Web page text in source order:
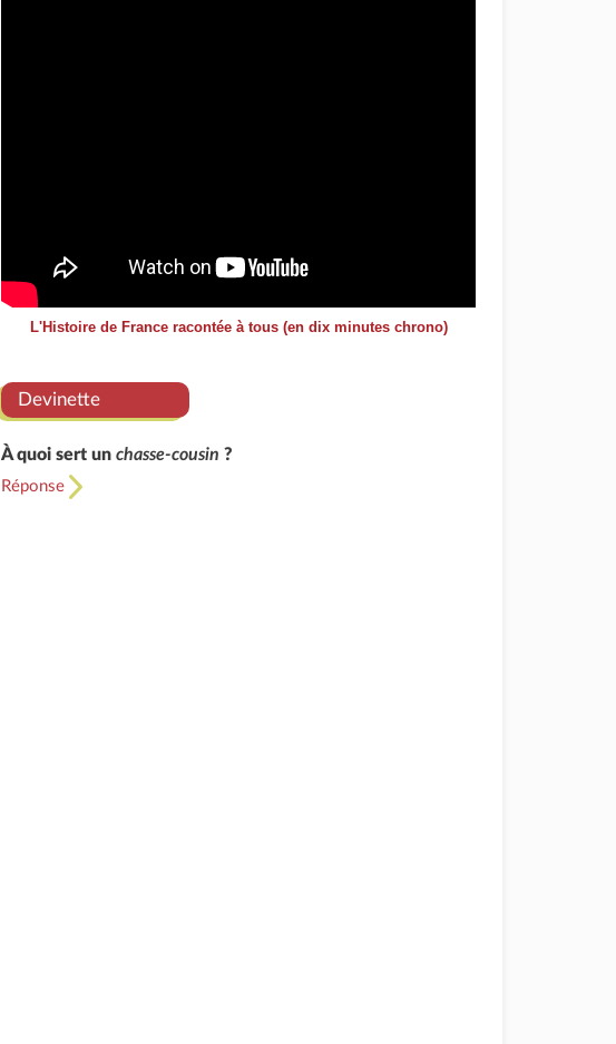
L'Histoire de France racontée à tous (en dix minutes chrono)
Devinette
À quoi sert un chasse-cousin ?
Réponse